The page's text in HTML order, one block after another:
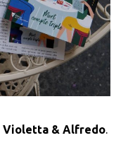
Violetta & Alfredo.